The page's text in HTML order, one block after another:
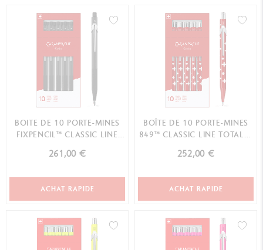
BOITE DE 10 PORTE-MINES
FIXPENCIL™ CLASSIC LINE
261,00 €
ACHAT RAPIDE
BOÎTE DE 10 PORTE-MINES
849™ CLASSIC LINE TOTALLY
252,00 €
ACHAT RAPIDE